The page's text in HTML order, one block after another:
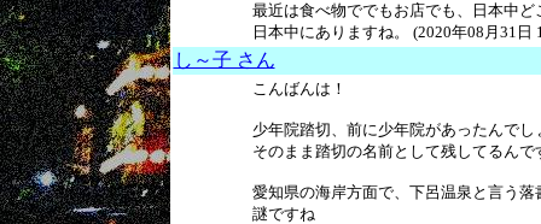
最近は食べ物ででもお店でも、日本中
日本中にありますね。 (2020年08月31日
し～子 さん
こんばんは！
少年院踏切、前に少年院があったんでし
そのまま踏切の名前として残してるんで
愛知県の海岸方面で、下呂温泉と言う落
謎ですね